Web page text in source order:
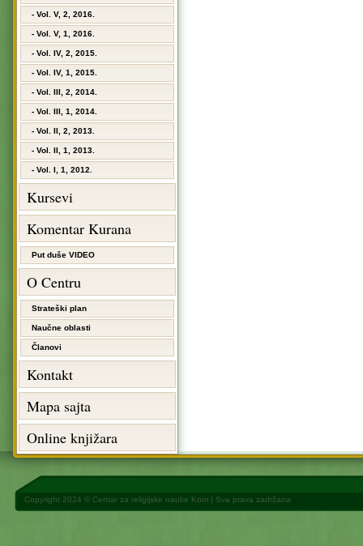
- Vol. V, 2, 2016.
- Vol. V, 1, 2016.
- Vol. IV, 2, 2015.
- Vol. IV, 1, 2015.
- Vol. III, 2, 2014.
- Vol. III, 1, 2014.
- Vol. II, 2, 2013.
- Vol. II, 1, 2013.
- Vol. I, 1, 2012.
Kursevi
Komentar Kurana
Put duše VIDEO
O Centru
Strateški plan
Naučne oblasti
Članovi
Kontakt
Mapa sajta
Online knjižara
Copyright 2024 © Centar za religijske nauke Kom | Sva prava zadržana